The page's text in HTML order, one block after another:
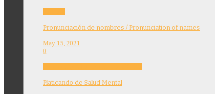
Pronunciación de nombres / Pronunciation of names
May 15, 2021
0
Platicando de Salud Mental